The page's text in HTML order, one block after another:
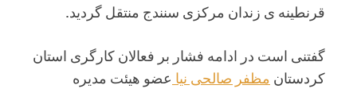
قرنطینه ی زندان مرکزی سنندج منتقل گردید.
گفتنی است در ادامه فشار بر فعالان کارگری استان
کردستان مظفر صالحی نیا عضو هیئت مدیره